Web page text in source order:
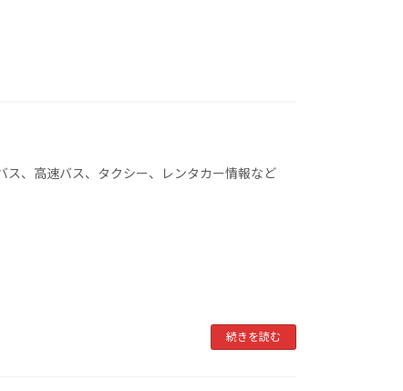
、高速バス、タクシー、レンタカー情報など
続きを読む